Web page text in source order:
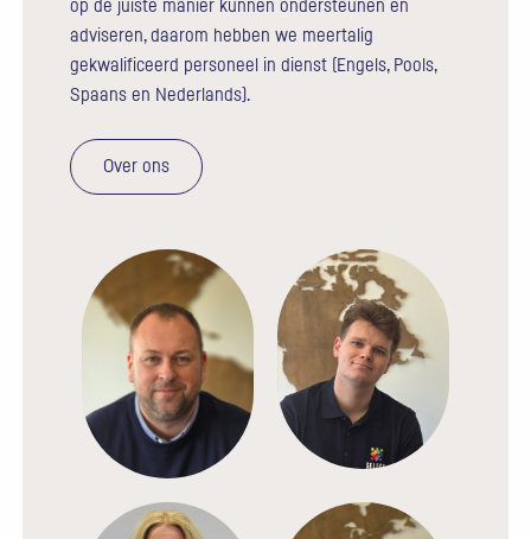
op de juiste manier kunnen ondersteunen en
adviseren, daarom hebben we meertalig
gekwalificeerd personeel in dienst (Engels, Pools,
Spaans en Nederlands).
Over ons